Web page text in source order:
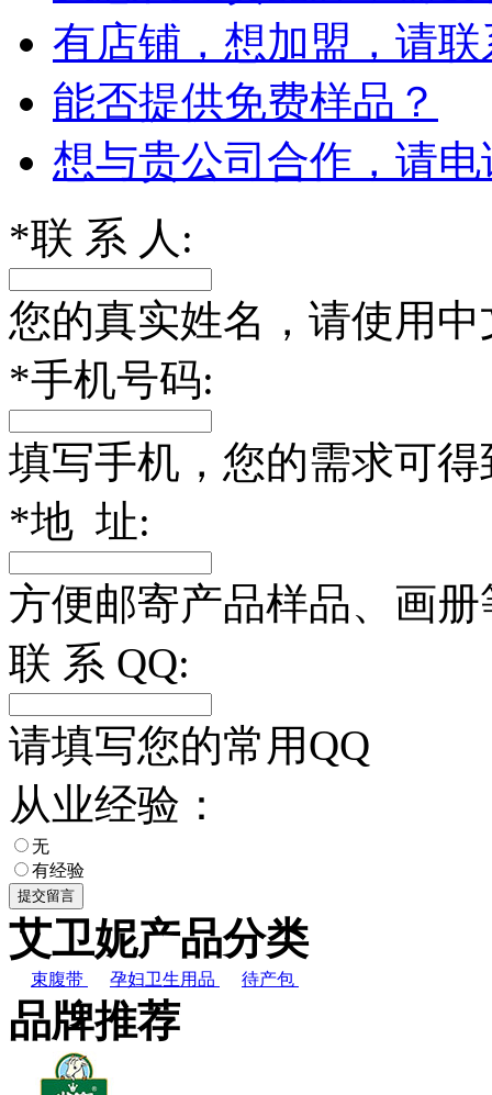
有店铺，想加盟，请
能否提供免费样品？
想与贵公司合作，请
*联 系 人:
您的真实姓名，请使用中
*手机号码:
填写手机，您的需求可
*地 址:
方便邮寄产品样品、画
联 系 QQ:
请填写您的常用QQ
从业经验：
无
有经验
艾卫妮产品分类
束腹带 孕妇卫生用品 待产包
品牌推荐